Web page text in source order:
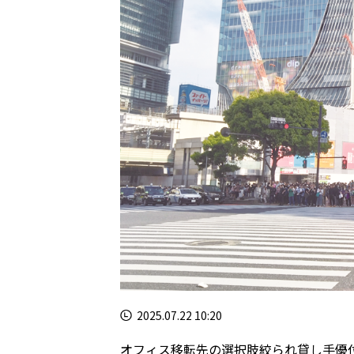
2025.07.22 10:20
オフィス移転先の選択肢絞られ貸し手優